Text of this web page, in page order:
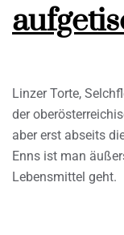
Linzer Torte,
der
aber erst abseits
Enns ist man
Lebensmittel geht.